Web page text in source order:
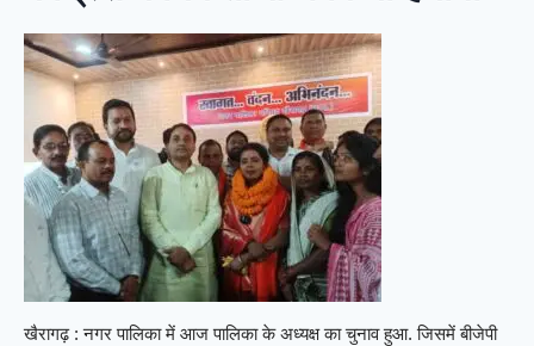
खैरागढ़ : नगर पालिका में आज पालिका के अध्यक्ष का चुनाव हुआ. जिसमें बीजेपी